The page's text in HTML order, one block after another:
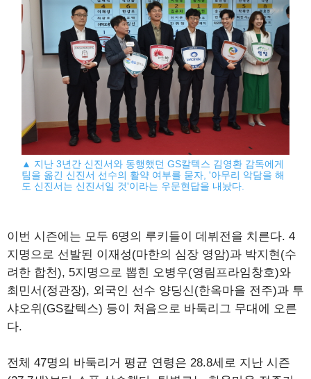
▲ 지난 3년간 신진서와 동행했던 GS칼텍스 김영환 감독에게
팀을 옮긴 신진서 선수의 활약 여부를 묻자, '아무리 악담을 해
도 신진서는 신진서일 것'이라는 우문현답을 내놨다.
이번 시즌에는 모두 6명의 루키들이 데뷔전을 치른다. 4
지명으로 선발된 이재성(마한의 심장 영암)과 박지현(수
려한 합천), 5지명으로 뽑힌 오병우(영림프라임창호)와
최민서(정관장), 외국인 선수 양딩신(한옥마을 전주)과 투
샤오위(GS칼텍스) 등이 처음으로 바둑리그 무대에 오른
다.
전체 47명의 바둑리거 평균 연령은 28.8세로 지난 시즌